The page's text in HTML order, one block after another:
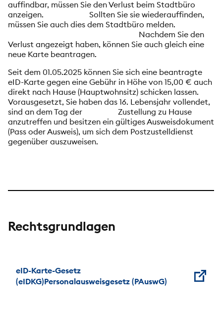
auffindbar, müssen Sie den Verlust beim Stadtbüro
anzeigen.
Sollten Sie sie wiederauffinden,
müssen Sie auch dies dem Stadtbüro melden.
Nachdem Sie den
Verlust angezeigt haben, können Sie auch gleich eine
neue Karte beantragen.
Seit dem 01.05.2025 können Sie sich eine beantragte
eID-Karte gegen eine Gebühr in Höhe von 15,00 € auch
direkt nach Hause (Hauptwohnsitz) schicken lassen.
Vorausgesetzt, Sie haben das 16. Lebensjahr vollendet,
sind an dem Tag der Zustellung zu Hause
anzutreffen und besitzen ein gültiges Ausweisdokument
(Pass oder Ausweis), um sich dem Postzustelldienst
gegenüber auszuweisen.
Rechtsgrundlagen
eID-Karte-Gesetz
(eIDKG)Personalausweisgesetz (PAuswG)